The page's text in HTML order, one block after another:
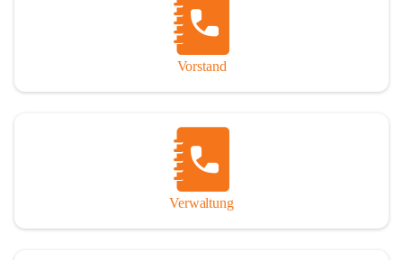
Vorstand
Verwaltung